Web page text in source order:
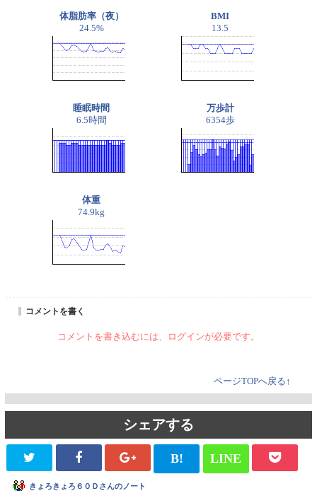
体脂肪率（夜）
24.5%
BMI
13.5
睡眠時間
6.5時間
万歩計
6354歩
体重
74.9kg
コメントを書く
コメントを書き込むには、ログインが必要です。
ページTOPへ戻る↑
シェアする
B! LINE
きょろきょろ６０Ｄさんのノート